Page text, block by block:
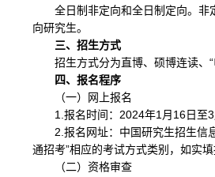
全日制非定向和全日制定向。
向研究生。
三、招生方式
招生方式分为直博、硕博连读、
四、报名程序
（一）网上报名
1.报名时间： 2024年1 月 16日至3
2.报名网址：中国研究生招生信
通招考”相应的考试方式类别，如实
（二）资格审查